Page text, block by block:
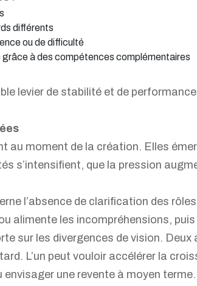
différents
ou de difficulté
à des compétences complémentaires
levier de stabilité et de
au moment de la création. Elles
s’intensifient, que la pression
l’absence de clarification des
alimente les incompréhensions,
sur les divergences de vision.
L’un peut vouloir accélérer la
envisager une revente à moyen